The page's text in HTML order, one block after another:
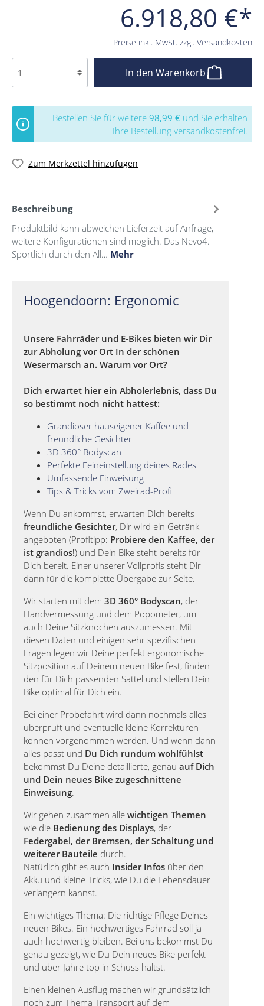
6.918,80 €*
Preise inkl. MwSt. zzgl. Versandkosten
In den Warenkorb
Bestellen Sie für weitere 98,99 € und Sie erhalten
Ihre Bestellung versandkostenfrei.
Zum Merkzettel hinzufügen
Beschreibung
Produktbild kann abweichen Lieferzeit auf Anfrage,
weitere Konfigurationen sind möglich. Das Nevo4.
Sportlich durch den All… Mehr
Hoogendoorn: Ergonomic
Unsere Fahrräder und E-Bikes bieten wir Dir
zur Abholung vor Ort In der schönen
Wesermarsch an. Warum vor Ort?
Dich erwartet hier ein Abholerlebnis, dass Du
so bestimmt noch nicht hattest:
Grandioser hauseigener Kaffee und
freundliche Gesichter
3D 360° Bodyscan
Perfekte Feineinstellung deines Rades
Umfassende Einweisung
Tips & Tricks vom Zweirad-Profi
Wenn Du ankommst, erwarten Dich bereits
freundliche Gesichter, Dir wird ein Getränk
angeboten (Profitipp: Probiere den Kaffee, der
ist grandios!) und Dein Bike steht bereits für
Dich bereit. Einer unserer Vollprofis steht Dir
dann für die komplette Übergabe zur Seite.
Wir starten mit dem 3D 360° Bodyscan, der
Handvermessung und dem Popometer, um
auch Deine Sitzknochen auszumessen. Mit
diesen Daten und einigen sehr spezifischen
Fragen legen wir Deine perfekt ergonomische
Sitzposition auf Deinem neuen Bike fest, finden
den für Dich passenden Sattel und stellen Dein
Bike optimal für Dich ein.
Bei einer Probefahrt wird dann nochmals alles
überprüft und eventuelle kleine Korrekturen
können vorgenommen werden. Und wenn dann
alles passt und Du Dich rundum wohlfühlst
bekommst Du Deine detaillierte, genau auf Dich
und Dein neues Bike zugeschnittene
Einweisung.
Wir gehen zusammen alle wichtigen Themen
wie die Bedienung des Displays, der
Federgabel, der Bremsen, der Schaltung und
weiterer Bauteile durch.
Natürlich gibt es auch Insider Infos über den
Akku und kleine Tricks, wie Du die Lebensdauer
verlängern kannst.
Ein wichtiges Thema: Die richtige Pflege Deines
neuen Bikes. Ein hochwertiges Fahrrad soll ja
auch hochwertig bleiben. Bei uns bekommst Du
genau gezeigt, wie Du Dein neues Bike perfekt
und über Jahre top in Schuss hältst.
Einen kleinen Ausflug machen wir grundsätzlich
noch zum Thema Transport auf dem